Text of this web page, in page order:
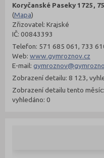
Koryčanské Paseky 1725,
(Mapa)
Zřizovatel: Krajské
IČ: 00843393
Telefon: 571 685 061, 733
Web: www.gymroznov.cz
E-mail:
Zobrazení detailu: 8 123,
Zobrazení detailu tento
vyhledáno: 0